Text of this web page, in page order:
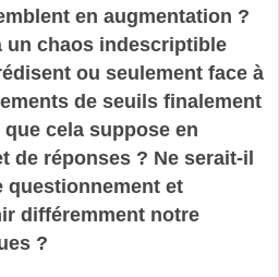
en augmentation ?
un chaos indescriptible
ou seulement face à
de seuils finalement
que cela suppose en
de réponses ? Ne serait-il
questionnement et
différemment notre
?